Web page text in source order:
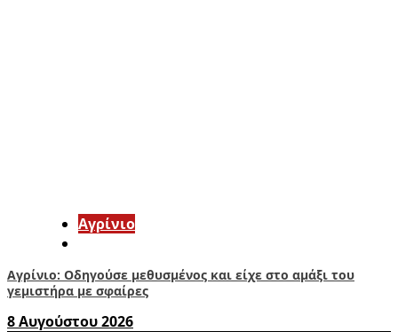
Aγρίνιο
Αγρίνιο: Οδηγούσε μεθυσμένος και είχε στο αμάξι του
γεμιστήρα με σφαίρες
8 Αυγούστου 2026